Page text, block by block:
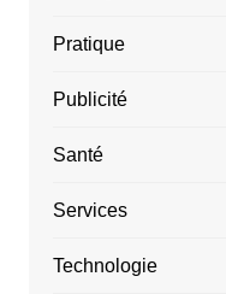
Pratique
Publicité
Santé
Services
Technologie